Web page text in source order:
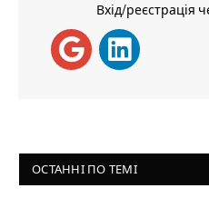
Вхід/реєстрація
ОСТАННІ ПО ТЕМІ